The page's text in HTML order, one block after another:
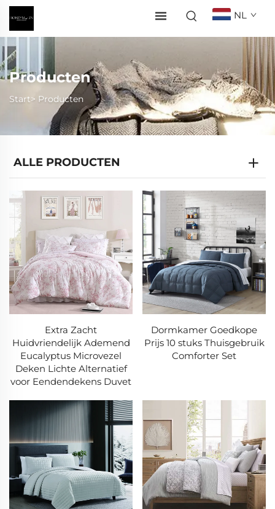
NL
Producten
Start> Producten
ALLE PRODUCTEN
Extra Zacht
Huidvriendelijk Ademend
Eucalyptus Microvezel
Deken Lichte Alternatief
voor Eendendekens Duvet
Dormkamer Goedkope
Prijs 10 stuks Thuisgebruik
Comforter Set